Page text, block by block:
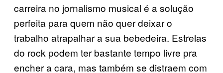
carreira no jornalismo musical é a solução
perfeita para quem não quer deixar o
trabalho atrapalhar a sua bebedeira. Estrelas
do rock podem ter bastante tempo livre pra
encher a cara, mas também se distraem com